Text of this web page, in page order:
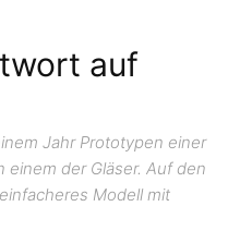
auf
Jahr Prototypen einer
einem der Gläser. Auf den
Modell mit